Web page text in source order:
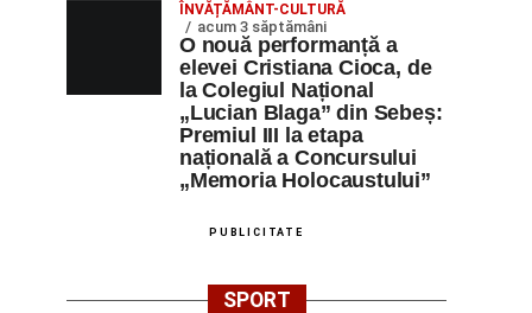
ÎNVĂȚĂMÂNT-CULTURĂ
acum 3 săptămâni
O nouă performanță a
elevei Cristiana Cioca, de
la Colegiul Național
„Lucian Blaga” din Sebeș:
Premiul III la etapa
națională a Concursului
„Memoria Holocaustului”
PUBLICITATE
SPORT